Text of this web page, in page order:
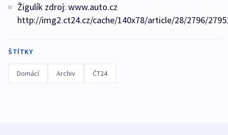
Žigulík zdroj: www.auto.cz
http://img2.ct24.cz/cache/140x78/article/28/2796/
ŠTÍTKY
Domácí Archiv ČT24